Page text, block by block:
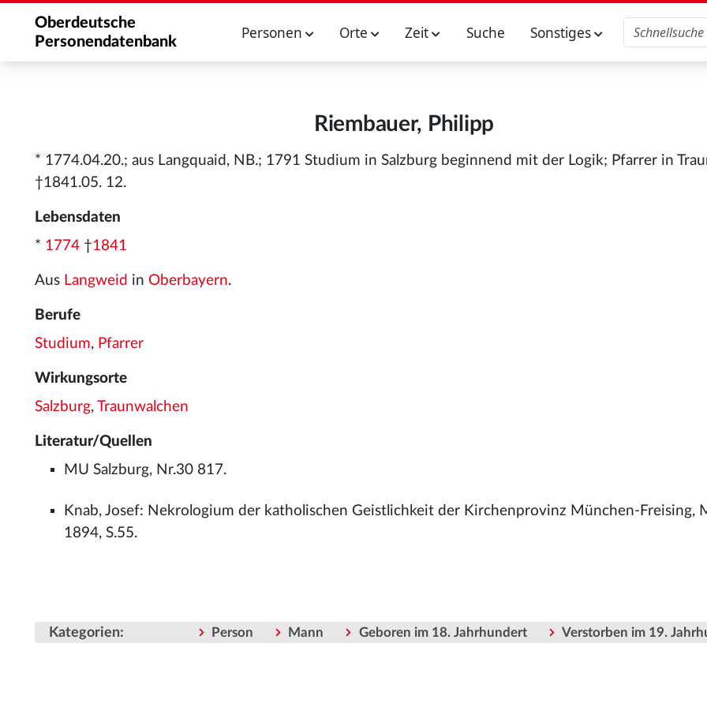
Oberdeutsche
Personendatenbank
Personen Orte Zeit Suche Sonstiges
Riembauer, Philipp
* 1774.04.20.; aus Langquaid, NB.; 1791 Studium in Salzburg beginnend mit der Logik; Pfarrer in
†1841.05. 12.
Lebensdaten
* 1774 †1841
Aus Langweid in Oberbayern.
Berufe
Studium, Pfarrer
Wirkungsorte
Salzburg, Traunwalchen
Literatur/Quellen
MU Salzburg, Nr.30 817.
Knab, Josef: Nekrologium der katholischen Geistlichkeit der Kirchenprovinz München-Freising,
1894, S.55.
Kategorien: Person Mann Geboren im 18. Jahrhundert Verstorben im 19.